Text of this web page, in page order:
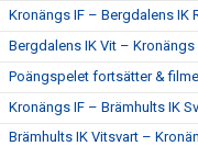
Kronängs IF – Bergdalens IK
Bergdalens IK Vit –
Poängspelet fortsätter &
Kronängs IF – Brämhults IK
Brämhults IK Vitsvart –